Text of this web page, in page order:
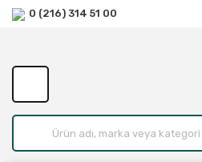
0 (216) 314 51 00